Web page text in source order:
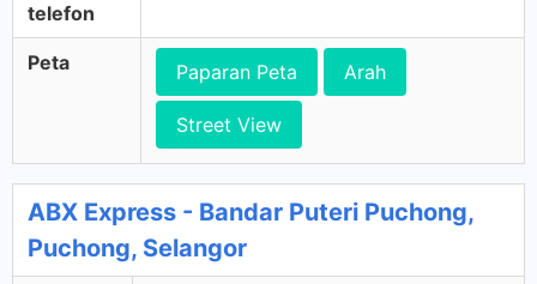
telefon
Peta Paparan Peta Arah
Street View
ABX Express - Bandar Puteri Puchong,
Puchong, Selangor